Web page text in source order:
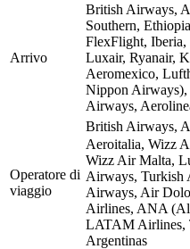
Arrivo
British Airways,
Southern,
FlexFlight,
Luxair, Ryanair,
Aeromexico,
Nippon
Airways,
Operatore di
viaggio
British Airways,
Aeroitalia, Wizz
Wizz Air Malta,
Airways, Turkish
Airways, Air
Airlines, ANA
LATAM Airlines,
Argentinas